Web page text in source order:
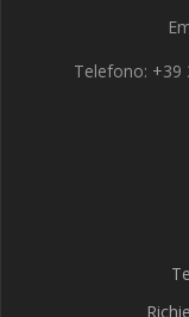
Telefono: +39